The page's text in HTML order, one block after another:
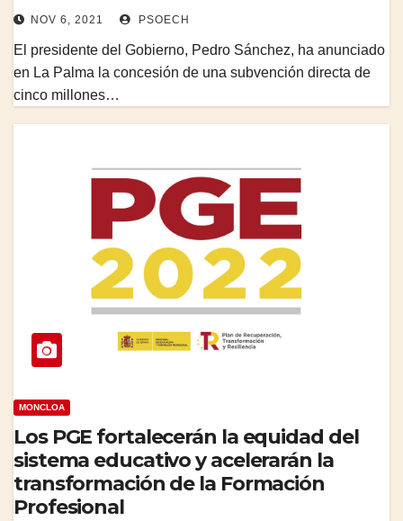
NOV 6, 2021 PSOECH
El presidente del Gobierno, Pedro Sánchez, ha anunciado
en La Palma la concesión de una subvención directa de
cinco millones…
MONCLOA
Los PGE fortalecerán la equidad del
sistema educativo y acelerarán la
transformación de la Formación
Profesional